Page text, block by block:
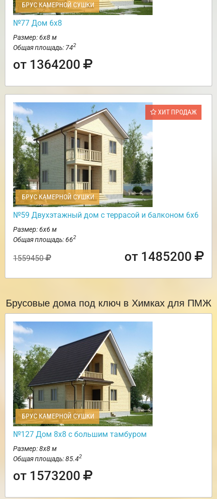
БРУС КАМЕРНОЙ СУШКИ
№77 Дом 6х8
Размер: 6х8 м
Общая площадь: 742
от 1364200
ХИТ ПРОДАЖ
БРУС КАМЕРНОЙ СУШКИ
№59 Двухэтажный дом с террасой и балконом 6х6
Размер: 6х6 м
Общая площадь: 662
1559450 от 1485200
Брусовые дома под ключ в Химках для ПМЖ
БРУС КАМЕРНОЙ СУШКИ
№127 Дом 8х8 с большим тамбуром
Размер: 8х8 м
Общая площадь: 85.42
от 1573200